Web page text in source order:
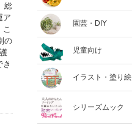
総
ア
の
園芸・DIY
児童向け
イラスト・塗り絵
シリーズムック